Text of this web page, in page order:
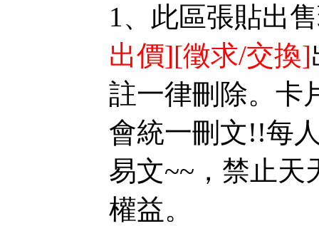
1、此區張貼出
出價][徵求/交換]
註一律刪除。卡
會統一刪文!!每
易文~~，禁止天
權益。